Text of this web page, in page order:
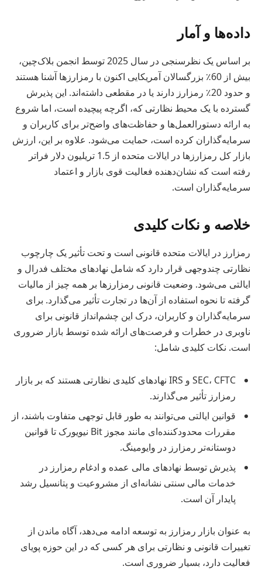
داده‌ها و آمار
بر اساس یک نظرسنجی در سال 2025 توسط انجمن بلاک‌چین،
بیش از 60٪ بزرگسالان آمریکایی اکنون با رمزارزها آشنا هستند
و حدود 20٪ رمزارز دارند یا در مقطعی داشته‌اند. این پذیرش
گسترده با یک محیط نظارتی که، اگرچه پیچیده است، اما شروع
به ارائه دستورالعمل‌ها و حفاظت‌های واضح‌تر برای کاربران و
سرمایه‌گذاران کرده است، حمایت می‌شود. علاوه بر این، ارزش
بازار کل رمزارزها در ایالات متحده از 1.5 تریلیون دلار فراتر
رفته است که نشان‌دهنده فعالیت قوی بازار و اعتماد
سرمایه‌گذاران است.
خلاصه و نکات کلیدی
رمزارز در ایالات متحده قانونی است و تحت تأثیر یک چارچوب
نظارتی چندوجهی قرار دارد که شامل نهادهای مختلف فدرال و
ایالتی می‌شود. وضعیت قانونی رمزارزها بر همه چیز از مالیات
گرفته تا نحوه استفاده از آن‌ها در تجارت تأثیر می‌گذارد. برای
سرمایه‌گذاران و کاربران، درک این چشم‌انداز قانونی برای
ناوبری در خطرات و فرصت‌های ارائه شده توسط بازار ضروری
است. نکات کلیدی شامل:
SEC، CFTC و IRS نهادهای کلیدی نظارتی هستند که بر بازار
رمزارز تأثیر می‌گذارند.
قوانین ایالتی می‌توانند به طور قابل توجهی متفاوت باشند، از
مقررات محدودکننده‌ای مانند مجوز Bit نیویورک تا قوانین
دوستانه‌تر رمزارز در وایومینگ.
پذیرش توسط نهادهای مالی عمده و ادغام رمزارز در
خدمات مالی سنتی نشانه‌ای از مشروعیت و پتانسیل رشد
پایدار آن است.
به عنوان بازار رمزارز به توسعه ادامه می‌دهد، آگاه ماندن از
تغییرات قانونی و نظارتی برای هر کسی که در این حوزه پویای
فعالیت دارد، بسیار ضروری است.